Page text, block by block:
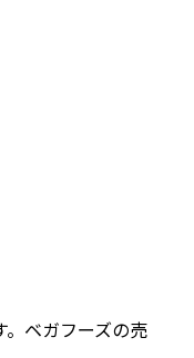
ベガフーズの売